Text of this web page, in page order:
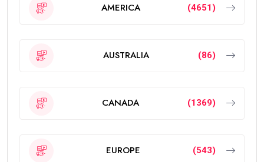
AMERICA (4651)
AUSTRALIA (86)
CANADA (1369)
EUROPE (543)